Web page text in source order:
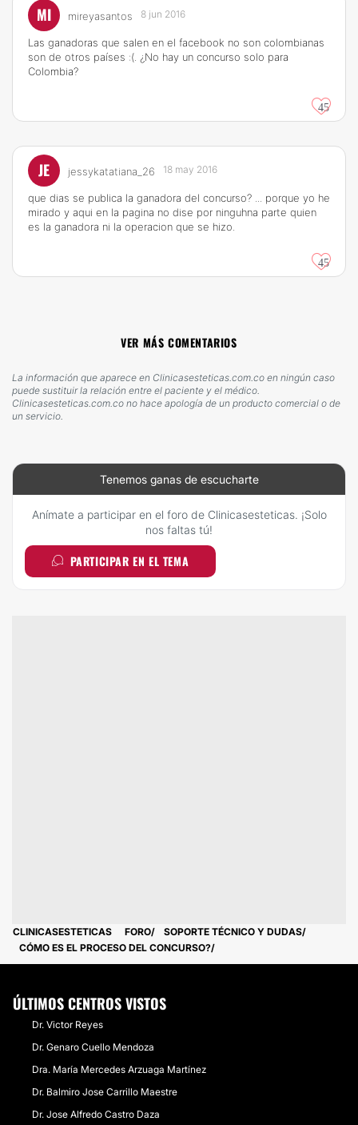
MI mireyasantos 8 jun 2016
Las ganadoras que salen en el facebook no son colombianas
son de otros países :(. ¿No hay un concurso solo para
Colombia?
45
JE jessykatatiana_26 18 may 2016
que dias se publica la ganadora del concurso? ... porque yo he
mirado y aqui en la pagina no dise por ninguhna parte quien
es la ganadora ni la operacion que se hizo.
45
VER MÁS COMENTARIOS
La información que aparece en Clinicasesteticas.com.co en ningún caso
puede sustituir la relación entre el paciente y el médico.
Clinicasesteticas.com.co no hace apología de un producto comercial o de
un servicio.
Tenemos ganas de escucharte
Anímate a participar en el foro de Clinicasesteticas. ¡Solo
nos faltas tú!
PARTICIPAR EN EL TEMA
CLINICASESTETICAS FORO
SOPORTE TÉCNICO Y DUDAS
CÓMO ES EL PROCESO DEL CONCURSO?
ÚLTIMOS CENTROS VISTOS
Dr. Victor Reyes
Dr. Genaro Cuello Mendoza
Dra. María Mercedes Arzuaga Martínez
Dr. Balmiro Jose Carrillo Maestre
Dr. Jose Alfredo Castro Daza